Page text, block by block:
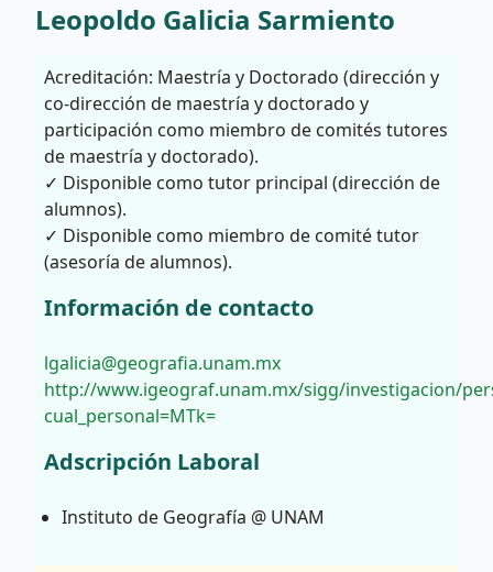
Leopoldo Galicia Sarmiento
Acreditación: Maestría y Doctorado (dirección y
co-dirección de maestría y doctorado y
participación como miembro de comités tutores
de maestría y doctorado).
✓ Disponible como tutor principal (dirección de
alumnos).
✓ Disponible como miembro de comité tutor
(asesoría de alumnos).
Información de contacto
lgalicia@geografia.unam.mx
http://www.igeograf.unam.mx/sigg/investigacion/
cual_personal=MTk=
Adscripción Laboral
Instituto de Geografía @ UNAM